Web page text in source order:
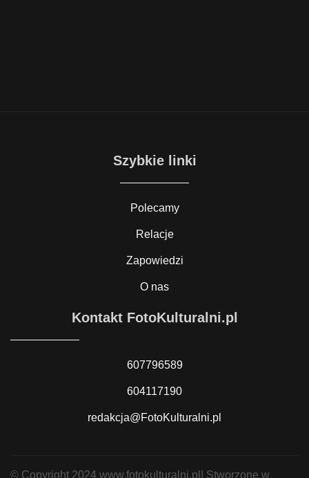
Szybkie linki
Polecamy
Relacje
Zapowiedzi
O nas
Kontakt FotoKulturalni.pl
607796589
604117190
redakcja@FotoKulturalni.pl
© Copyright 2024 www.fotokulturalni.pl| Stworzone w